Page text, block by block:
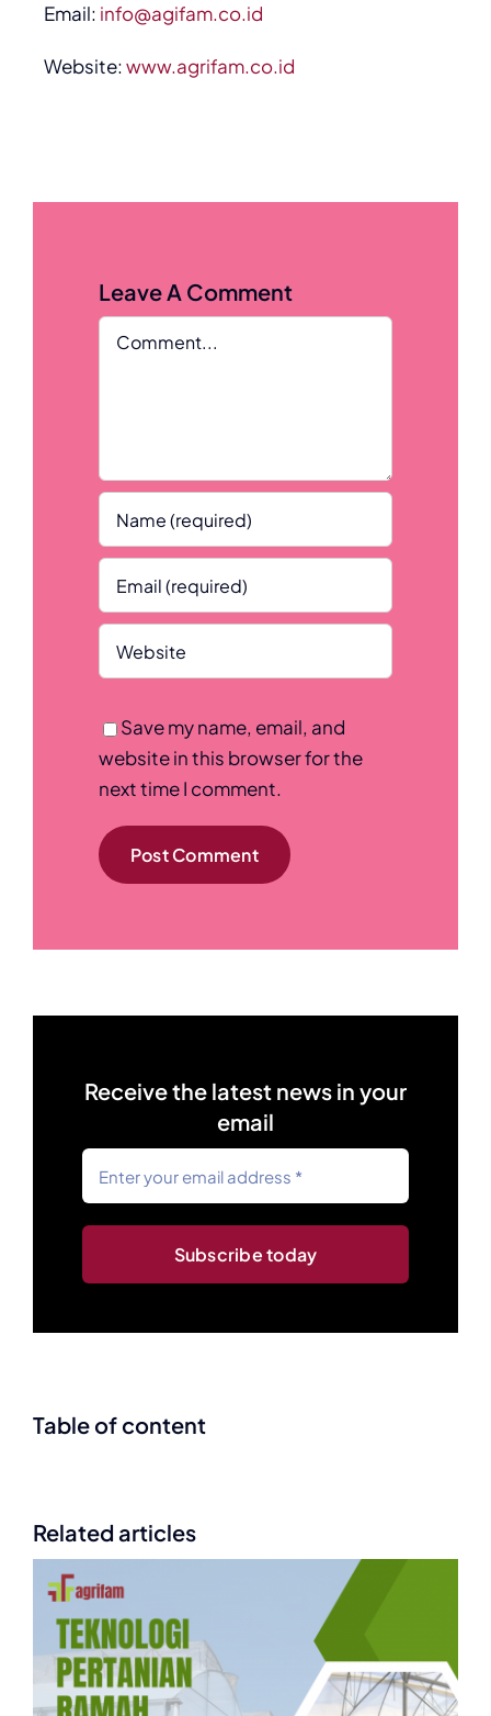
Email: info@agifam.co.id
Website:www.agrifam.co.id
Leave A Comment
Comment
Save my name, email, and
website in this browser for the
next time I comment.
Receive the latest news in your
email
Subscribe today
Table of content
Related articles